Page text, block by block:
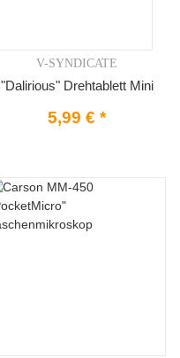
V-SYNDICATE
"Dalirious" Drehtablett Mini
5,99 €*